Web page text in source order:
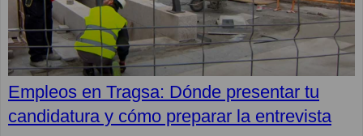
Empleos en Tragsa: Dónde presentar tu
candidatura y cómo preparar la entrevista